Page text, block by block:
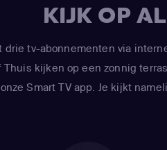
KIJK OP
drie tv-abonnementen via
kijken op een zonnig
Smart TV app. Je kijkt